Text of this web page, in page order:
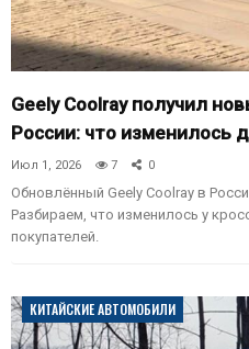
Geely Coolray получил
России: что изменилось
Июл 1, 2026 7 0
Обновлённый Geely Coolray в
Разбираем, что изменилось у
покупателей.
КИТАЙСКИЕ АВТОМОБИЛИ